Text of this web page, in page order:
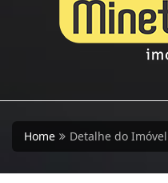
Home Detalhe do Imóvel